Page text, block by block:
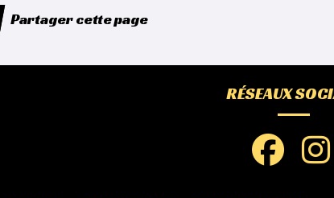
Partager cette page
RÉSEAUX